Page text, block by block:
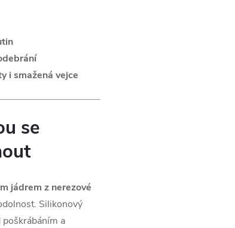
i smažená vejce
se
jádrem z nerezové
Silikonový
a